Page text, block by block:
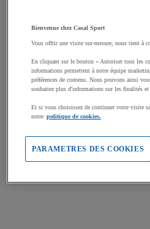
Bienvenue chez Casal Sport
Vous offrir une visite sur-mesure, nous tient à
En cliquant sur le bouton « Autoriser tous les
informations permettent à notre équipe
préférences de contenu. Nous pouvons ainsi
souhaitez plus d'informations sur les finalités et
Et si vous choisissez de continuer votre visite
notre politique de cookies.
PARAMETRES DES COOKIES